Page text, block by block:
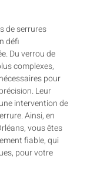
de serrures
défi
Du verrou de
complexes,
pour
Leur
intervention de
Ainsi, en
vous êtes
fiable, qui
pour votre